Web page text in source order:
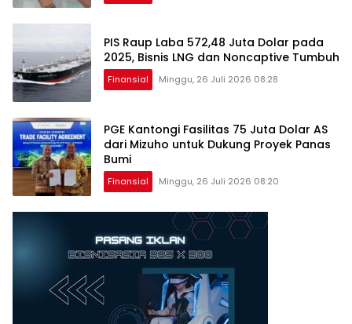
PIS Raup Laba 572,48 Juta Dolar pada
2025, Bisnis LNG dan Noncaptive Tumbuh
Finansial Minggu, 26 Juli 2026 08:28
PGE Kantongi Fasilitas 75 Juta Dolar AS
dari Mizuho untuk Dukung Proyek Panas
Bumi
Finansial Minggu, 26 Juli 2026 08:20